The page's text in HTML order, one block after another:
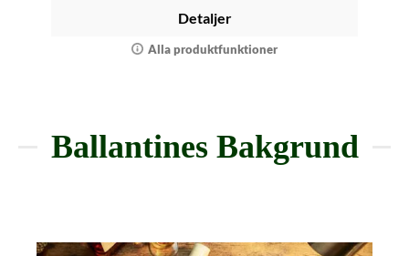
Detaljer
Alla produktfunktioner
Ballantines Bakgrund